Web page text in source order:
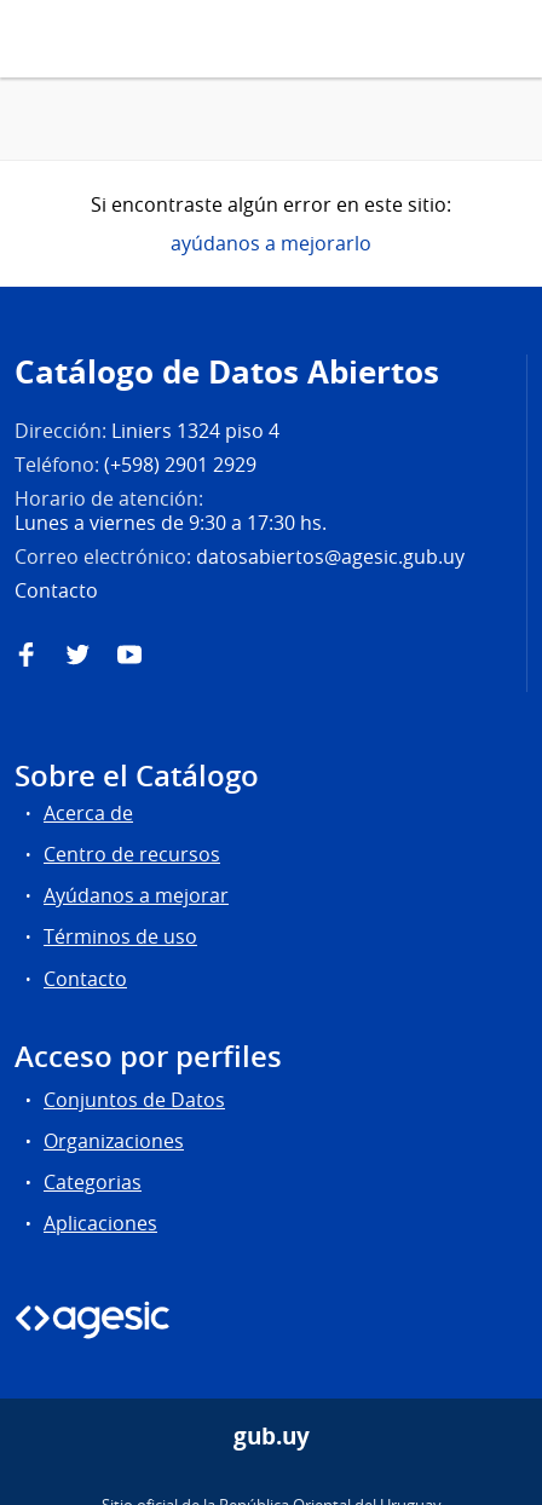
Si encontraste algún error en este sitio:
ayúdanos a mejorarlo
de
página
Catálogo de Datos Abiertos
Dirección: Liniers 1324 piso 4
Teléfono: (+598) 2901 2929
Horario de atención:
Lunes a viernes de 9:30 a 17:30 hs.
Correo electrónico: datosabiertos@agesic.gub.uy
Contacto
FacebookTwitterYouTube
Sobre el Catálogo
Acerca de
Centro de recursos
Ayúdanos a mejorar
Términos de uso
Contacto
Acceso por perfiles
Conjuntos de Datos
Organizaciones
Categorias
Aplicaciones
gub.uy